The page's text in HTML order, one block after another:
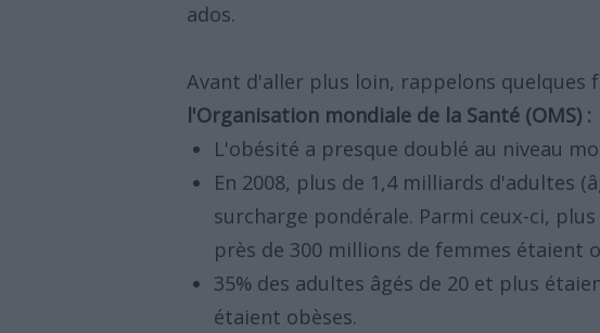
ados.
Avant d'aller plus loin, rappelons quelques
l'Organisation mondiale de la Santé (OMS) :
L'obésité a presque doublé au niveau
En 2008, plus de 1,4 milliards d'adultes
surcharge pondérale. Parmi ceux-ci,
près de 300 millions de femmes étaient
35% des adultes âgés de 20 et plus
étaient obèses.